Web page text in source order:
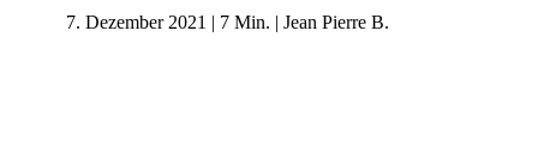
7. Dezember 2021 | 7 Min. | Jean Pierre B.